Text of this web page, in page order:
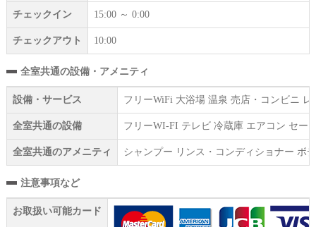
チェックイン 15:00 ～ 0:00
チェックアウト 10:00
全室共通の設備・アメニティ
設備・サービス フリーWiFi 大浴場 温泉 売店・コンビニ
全室共通の設備 フリーWI‐FI テレビ 冷蔵庫 エアコン セー
全室共通のアメニティ シャンプー リンス・コンディショナー ボ
注意事項など
お取扱い可能カード